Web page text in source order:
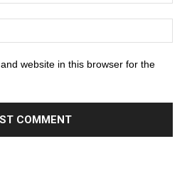
website in this browser for the